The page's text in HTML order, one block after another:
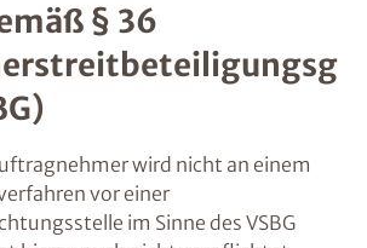
§ 36
wird nicht an einem
vor einer
im Sinne des VSBG